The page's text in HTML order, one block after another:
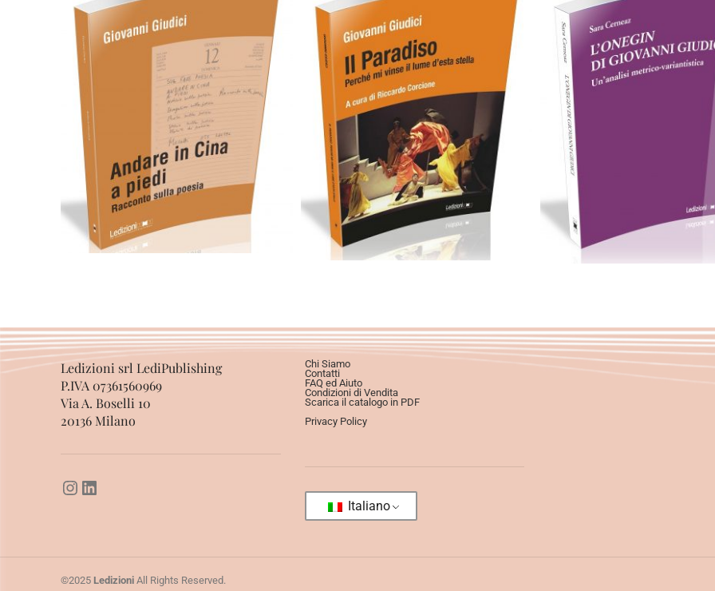
12,90€
Aggiungi al carrello
18,00€
Aggiungi al carrello
eBook in
Ledizioni srl LediPublishing
P.IVA 07361560969
Via A. Boselli 10
20136 Milano
Chi Siamo
Contatti
FAQ ed Aiuto
Condizioni di Vendita
Scarica il catalogo in PDF
Privacy Policy
Italiano
©2025 Ledizioni All Rights Reserved.